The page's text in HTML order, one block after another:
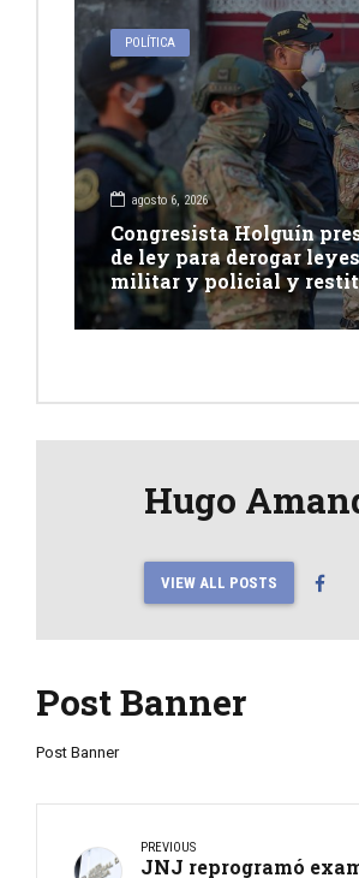
POLÍTICA
agosto 6, 2026
Congresista Holguín
de ley para derogar
militar y policial y
competencia de justicia
Hugo
VIEW ALL POSTS
Post Banner
Post Banner
PREVIOUS
JNJ reprogramó